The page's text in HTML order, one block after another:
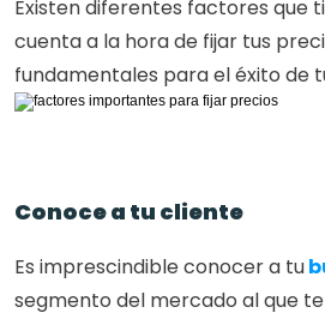
Existen diferentes factores que
cuenta a la hora de fijar tus
fundamentales para el éxito de
Conoce a tu cliente
Es imprescindible conocer a tu
segmento del mercado al que